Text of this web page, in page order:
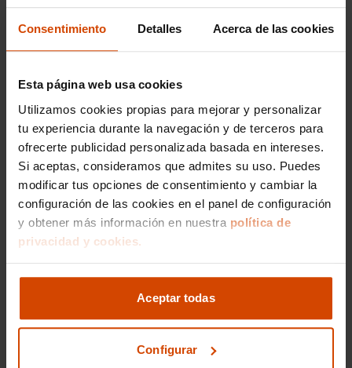
Consentimiento Detalles Acerca de las cookies
Esta página web usa cookies
Utilizamos cookies propias para mejorar y personalizar
tu experiencia durante la navegación y de terceros para
ofrecerte publicidad personalizada basada en intereses.
Si aceptas, consideramos que admites su uso. Puedes
modificar tus opciones de consentimiento y cambiar la
configuración de las cookies en el panel de configuración
y obtener más información en nuestra política de
privacidad y cookies.
Aceptar todas
Configurar
Nm de par máximo @ 0 rpm (par max) ;
82 CV (potencia máx. motor eléctrico),
160 Nm (torque máx. motor eléctrico)
Consumo de combustible ( ECE 99/100
): 155 Km de autonomía (combinado)
Consumo de electricidad: 13,1 kWh/100
km (combinado), 131 Wh/km
(combinado), 0,3 kWh/km (combinado)
y 0,3 km/kWh (combinado)
Pesos: 1.560 kg (peso máximo
admisible), 1.200 kg (peso en vacío),
peso vacio inc. conductor Kg (peso en
vacio incluido conductor), 0 kg (peso
máximo remolcable con freno) y 0 kg
(peso máximo remolcable sin freno) (
Puerta conductor, trasera (lado
conductor), pasajero y trasera (lado
pasajero) con bisagras delanteras
Me interesa
Vehículos recomendados